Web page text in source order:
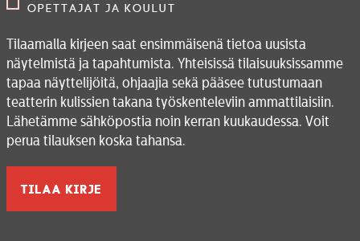
Opettajat ja koulut
Tilaamalla kirjeen saat ensimmäisenä tietoa uusista
näytelmistä ja tapahtumista. Yhteisissä tilaisuuksissamme
tapaa näyttelijöitä, ohjaajia sekä pääsee tutustumaan
teatterin kulissien takana työskenteleviin ammattilaisiin.
Lähetämme sähköpostia noin kerran kuukaudessa. Voit
perua tilauksen koska tahansa.